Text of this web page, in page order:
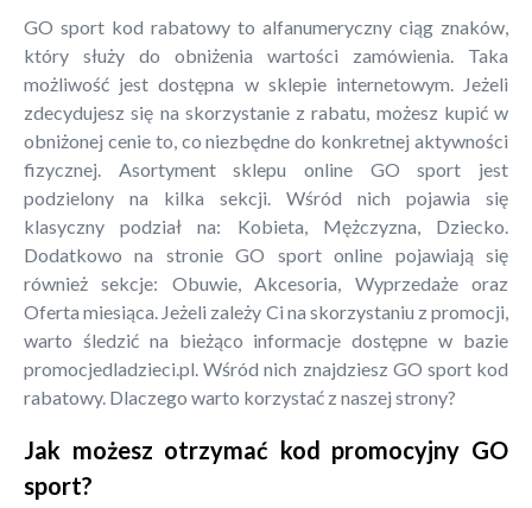
GO sport kod rabatowy to alfanumeryczny ciąg znaków,
który służy do obniżenia wartości zamówienia. Taka
możliwość jest dostępna w sklepie internetowym. Jeżeli
zdecydujesz się na skorzystanie z rabatu, możesz kupić w
obniżonej cenie to, co niezbędne do konkretnej aktywności
fizycznej. Asortyment sklepu online GO sport jest
podzielony na kilka sekcji. Wśród nich pojawia się
klasyczny podział na: Kobieta, Mężczyzna, Dziecko.
Dodatkowo na stronie GO sport online pojawiają się
również sekcje: Obuwie, Akcesoria, Wyprzedaże oraz
Oferta miesiąca. Jeżeli zależy Ci na skorzystaniu z promocji,
warto śledzić na bieżąco informacje dostępne w bazie
promocjedladzieci.pl. Wśród nich znajdziesz GO sport kod
rabatowy. Dlaczego warto korzystać z naszej strony?
Jak możesz otrzymać kod promocyjny GO
sport?